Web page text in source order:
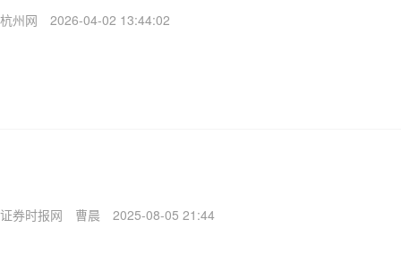
杭州网 2026-04-02 13:44:02
证券时报网 曹晨 2025-08-05 21:44